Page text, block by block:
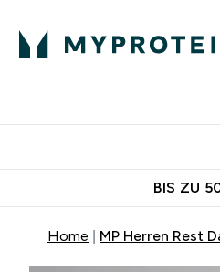
BIS ZU
Home MP Herren Rest